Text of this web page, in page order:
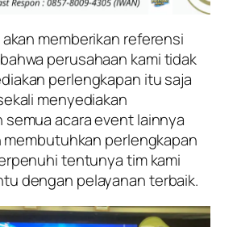
memberikan referensi
perusahaan kami tidak
perlengkapan itu saja
menyediakan
acara event lainnya
membutuhkan perlengkapan
tentunya tim kami
dengan pelayanan terbaik.